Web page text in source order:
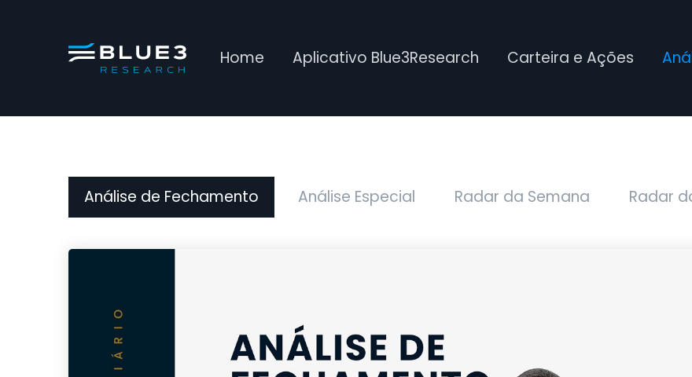
Home Aplicativo Blue3Research Carteira e Ações
Análise de Fechamento Análise Especial Radar da Semana Radar